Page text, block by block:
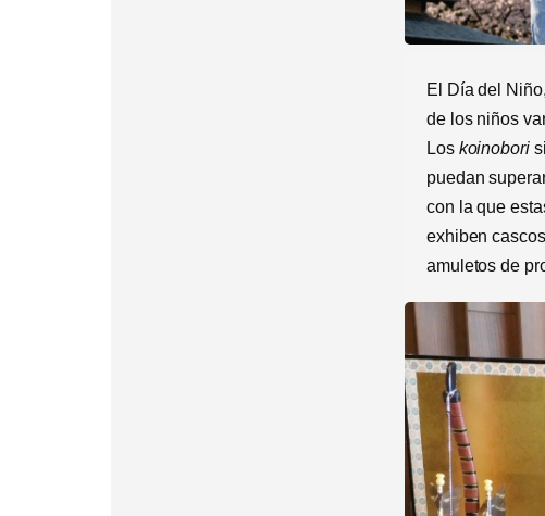
El Día del
de los niños
Los koinobori
puedan
con la que
exhiben
amuletos de